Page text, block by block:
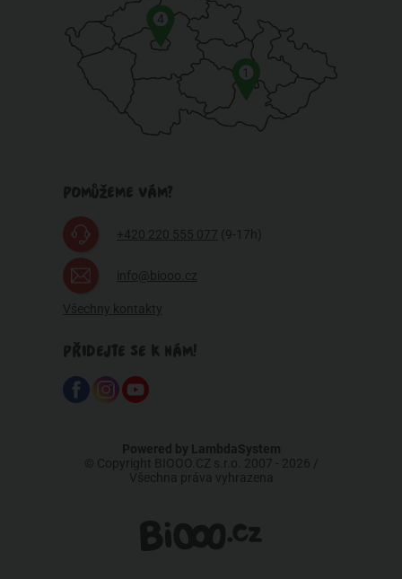
1
4
POMŮŽEME VÁM?
+420 220 555 077 (9-17h)
info@biooo.cz
Všechny kontakty
PŘIDEJTE SE K NÁM!
Powered by LambdaSystem
© Copyright BIOOO.CZ s.r.o. 2007 - 2026 /
Všechna práva vyhrazena